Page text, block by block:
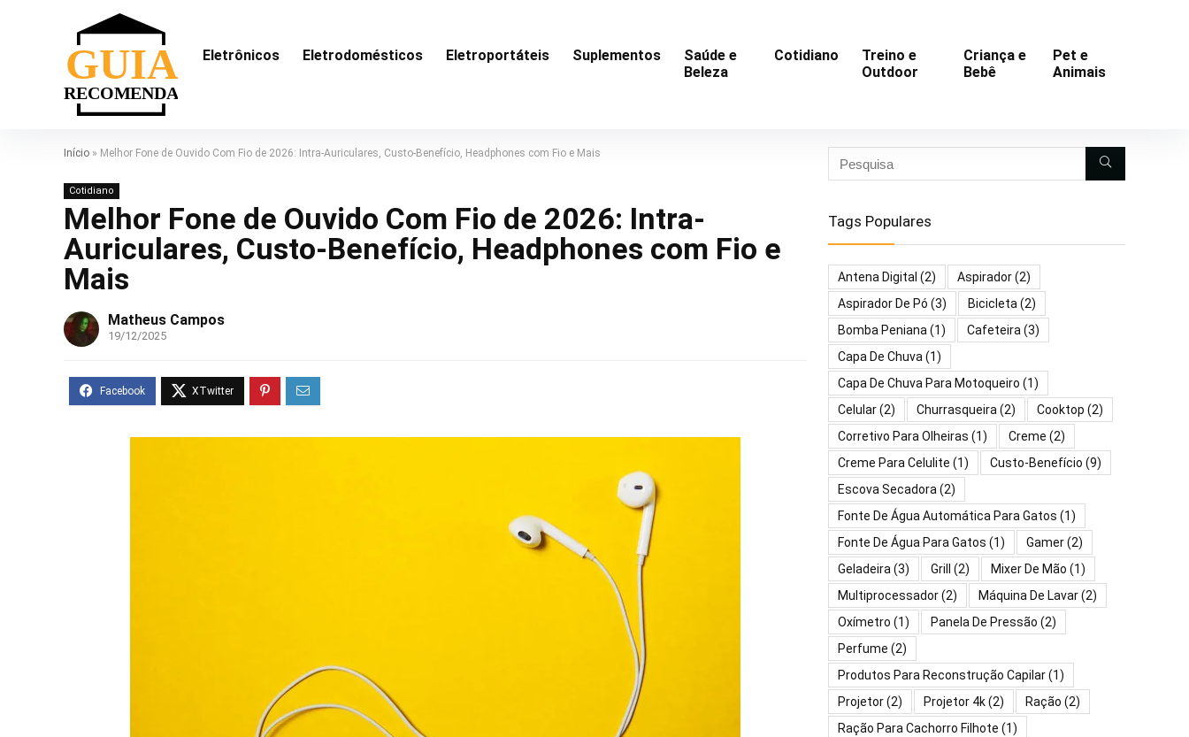
Eletrônicos Eletrodomésticos Eletroportáteis Suplementos
Saúde e
Beleza
Cotidiano
Treino e
Outdoor
Criança e
Bebê
Pet e
Animais
Início » Melhor Fone de Ouvido Com Fio de 2026: Intra-Auriculares, Custo-Benefício, Headphones com Fio e Mais
Cotidiano
Melhor Fone de Ouvido Com Fio de 2026: Intra-
Auriculares, Custo-Benefício, Headphones com Fio e
Mais
Matheus Campos
19/12/2025
Tags Populares
Antena Digital (2) Aspirador(2)
Aspirador De Pó (3) Bicicleta (2)
Bomba Peniana (1) Cafeteira (3)
Capa De Chuva (1)
Capa De Chuva Para Motoqueiro (1)
Celular(2) Churrasqueira (2) Cooktop (2)
Corretivo Para Olheiras (1) Creme (2)
Creme Para Celulite (1) Custo-Benefício (9)
Escova Secadora (2)
Fonte De Água Automática Para Gatos (1)
Fonte De Água Para Gatos (1) Gamer(2)
Geladeira (3) Grill (2) Mixer De Mão (1)
Multiprocessador(2) Máquina De Lavar(2)
Oxímetro (1) Panela De Pressão (2)
Perfume (2)
Produtos Para Reconstrução Capilar(1)
Projetor(2) Projetor 4k(2) Ração (2)
Ração Para Cachorro Filhote (1)